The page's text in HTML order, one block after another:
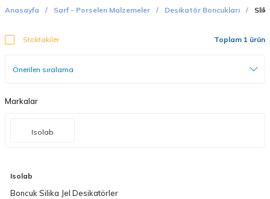
Anasayfa Sarf - Porselen Malzemeler Desikatör Boncukları
Stoktakiler Toplam 1 ürün
Markalar
Isolab
Isolab
Boncuk Silika Jel Desikatörler